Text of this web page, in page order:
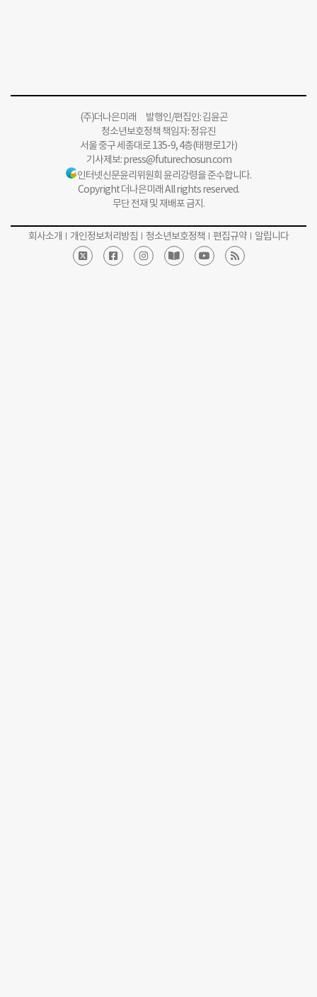
(주)더나은미래 발행인/편집인: 김윤곤
청소년보호정책 책임자: 정유진
서울 중구 세종대로 135-9, 4층(태평로1가)
기사제보:press@futurechosun.com
인터넷신문윤리위원회 윤리강령을 준수합니다.
Copyright 더나은미래 All rights reserved.
무단 전재 및 재배포 금지.
회사소개 개인정보처리방침 청소년보호정책 편집규약 알립니다